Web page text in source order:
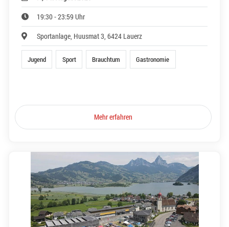
19:30 - 23:59 Uhr
Sportanlage, Huusmat 3, 6424 Lauerz
Jugend Sport Brauchtum Gastronomie
Mehr erfahren